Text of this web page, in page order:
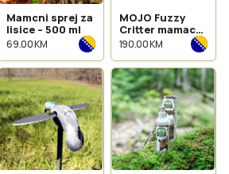
Mamcni sprej za
lisice – 500 ml
69.00 KM
MOJO Fuzzy
Critter mamac
za predatore
190.00 KM